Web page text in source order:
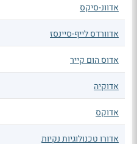
אדוונ-סיקס
אדוורדס לייף-סיינסז
אדוס הום קייר
אדוקיה
אדוקס
אדורו טכנולוגיות נקיות